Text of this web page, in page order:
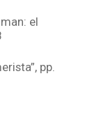
el
pp.